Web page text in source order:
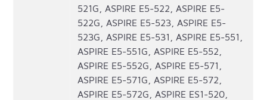
521G, ASPIRE E5-522, ASPIRE E5-
522G, ASPIRE E5-523, ASPIRE E5-
523G, ASPIRE E5-531, ASPIRE E5-551,
ASPIRE E5-551G, ASPIRE E5-552,
ASPIRE E5-552G, ASPIRE E5-571,
ASPIRE E5-571G, ASPIRE E5-572,
ASPIRE E5-572G, ASPIRE ES1-520,